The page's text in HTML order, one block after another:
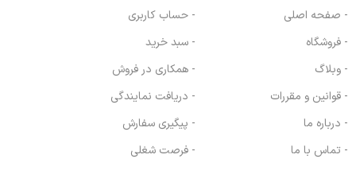
- صفحه اصلی
- فروشگاه
- وبلاگ
- قوانین و مقررات
- درباره ما
- تماس با ما
- حساب کاربری
- سبد خرید
- همکاری در فروش
- دریافت نمایندگی
- پیگیری سفارش
- فرصت شغلی